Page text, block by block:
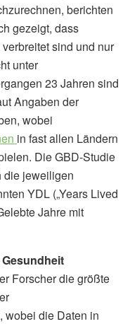
berichten
gezeigt, dass
sind und nur
unter
23 Jahren sind
Angaben der
wobei
in fast allen Ländern
Die GBD-Studie
die jeweiligen
YDL („Years Lived
Jahre mit
Forscher die größte
wobei die Daten in